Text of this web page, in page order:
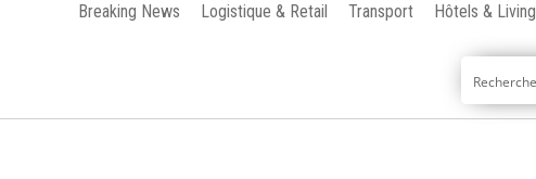
Breaking News Logistique & Retail Transport Hôtels & Living